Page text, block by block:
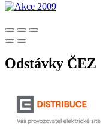
Odstávky ČEZ